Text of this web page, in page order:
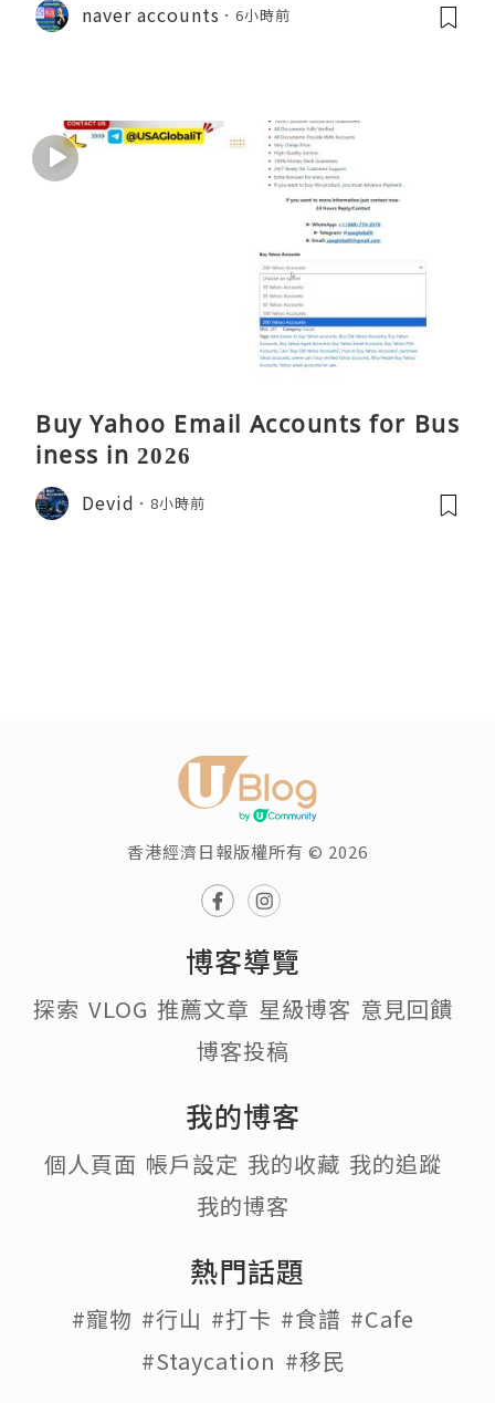
naver accounts 6小時前
Buy Yahoo Email Accounts for Bus
iness in 2026
Devid 8小時前
香港經濟日報版權所有 © 2026
博客導覽
探索 VLOG 推薦文章 星級博客 意見回饋
博客投稿
我的博客
個人頁面 帳戶設定 我的收藏 我的追蹤
我的博客
熱門話題
#寵物 #行山 #打卡 #食譜 #Cafe
#Staycation #移民